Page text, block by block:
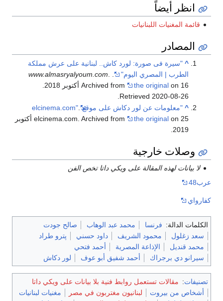
انظر أيضاً
قائمة المغنيات اللبنانيات
المصادر
^ "سيرة فى صورة: لورد كاش.. لبنانية على عرش مملكة
الطرب | المصري اليوم"
www.almasryalyoum.com
Archived from
the original on 16 أكتوبر 2018
Retrieved 2020-08-26
^ "معلومات عن لور دكاش على موقع elcinema.com"
elcinema.com. Archived from
the original
on 25 أكتوبر
2019.
وصلات خارجية
لا بيانات لهذه المقالة على ويكي داتا تخص الفن
عرب48
كفارواي
الكلمات الدالة: فرنسا محمد عبد الوهاب
صالح جودت
سعد زغلول
محمود الشريف داود حسني
پترو طراد
محمد قنديل
الإذاعة المصرية
أحمد فتحي
سيرانو دي برجراك
أحمد شفيق أبو عوف لور دكاش
تصنيفات: مقالات تستعمل روابط فنية بلا بيانات على ويكي داتا
أشخاص من بيروت
لبنانيون مغتربون في مصر
مغنيات لبنانيات